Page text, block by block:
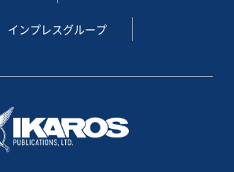
インプレスグループ